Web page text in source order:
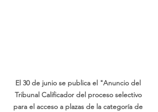
El 30 de junio se publica el "Anuncio del
Tribunal Calificador del proceso selectivo
para el acceso a plazas de la categoría de